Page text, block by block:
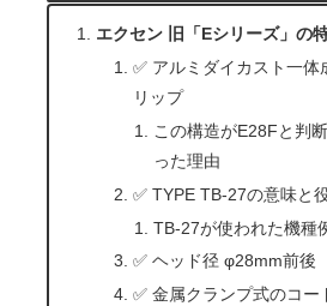
エクセン 旧「Eシリーズ」の
✅ アルミダイカスト一体
リップ
この構造がE28Fと判
った理由
✅ TYPE TB-27の意味と
TB-27が使われた機種
✅ ヘッド径 φ28mm前後
✅ 金属クランプ式のコー